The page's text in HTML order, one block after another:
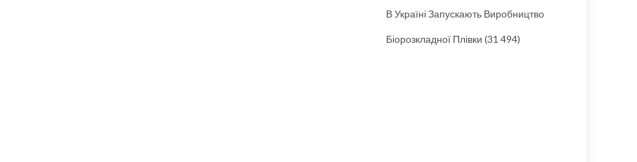
В Україні Запускають Виробництво
Біорозкладної Плівки (31 494)